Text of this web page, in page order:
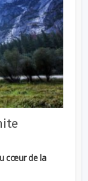
cœur de la